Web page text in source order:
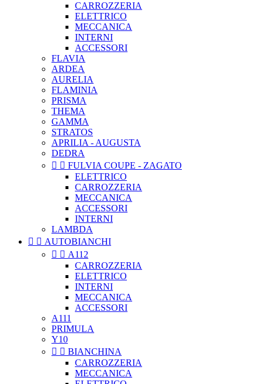
CARROZZERIA
ELETTRICO
MECCANICA
INTERNI
ACCESSORI
FLAVIA
ARDEA
AURELIA
FLAMINIA
PRISMA
THEMA
GAMMA
STRATOS
APRILIA - AUGUSTA
DEDRA
  FULVIA COUPE - ZAGATO
ELETTRICO
CARROZZERIA
MECCANICA
ACCESSORI
INTERNI
LAMBDA
  AUTOBIANCHI
  A112
CARROZZERIA
ELETTRICO
INTERNI
MECCANICA
ACCESSORI
A111
PRIMULA
Y10
  BIANCHINA
CARROZZERIA
MECCANICA